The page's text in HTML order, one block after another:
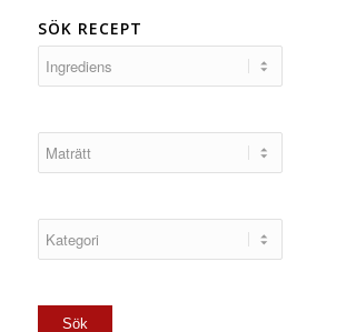
SÖK RECEPT